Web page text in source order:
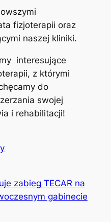
fizjoterapii oraz
naszej kliniki.
interesujące
z którymi
do
swojej
i rehabilitacji!